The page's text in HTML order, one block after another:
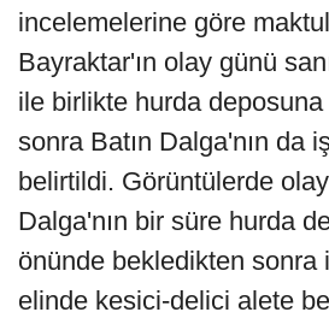
incelemelerine göre
Bayraktar'ın olay günü
ile birlikte hurda
sonra Batın Dalga'nın da
belirtildi. Görüntülerde
Dalga'nın bir süre hurda
önünde bekledikten sonra
elinde kesici-delici alete